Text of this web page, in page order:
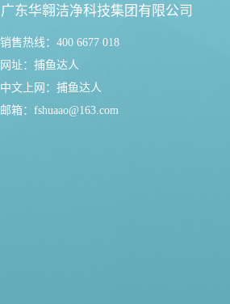
广东华翱洁净科技集团有限公司
销售热线：400 6677 018
网址： 捕鱼达人
中文上网： 捕鱼达人
邮箱： fshuaao@163.com